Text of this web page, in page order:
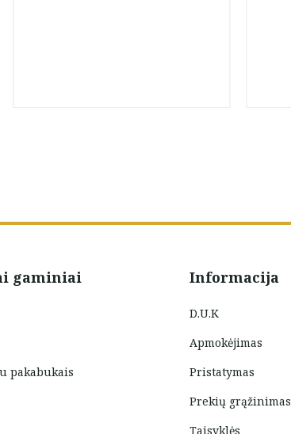
gaminiai
pakabukais
Informacija
D.U.K
Apmokėjimas
Pristatymas
Prekių grąžinimas
Taisyklės